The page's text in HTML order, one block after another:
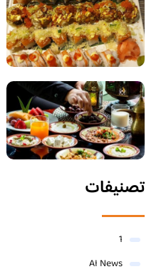
تصنيفات
1
AI News